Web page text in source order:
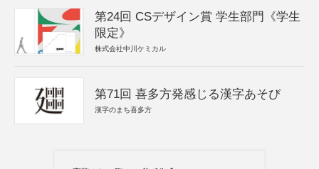
第24回 CSデザイン賞 学生部門《学生
限定》
株式会社中川ケミカル
第71回 喜多方発感じる漢字あそび
漢字のまち喜多方